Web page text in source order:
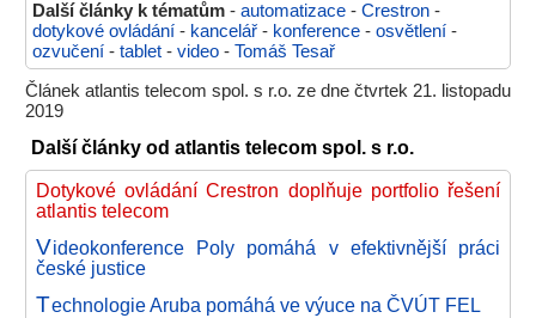
Další články k tématům - automatizace - Crestron -
dotykové ovládání - kancelář - konference - osvětlení -
ozvučení - tablet - video - Tomáš Tesař
Článek atlantis telecom spol. s r.o. ze dne čtvrtek 21. listopadu
2019
Další články od atlantis telecom spol. s r.o.
Dotykové ovládání Crestron doplňuje portfolio řešení
atlantis telecom
Videokonference Poly pomáhá v efektivnější práci
české justice
Technologie Aruba pomáhá ve výuce na ČVÚT FEL